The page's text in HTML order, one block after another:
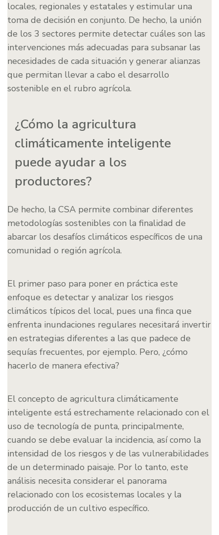
locales, regionales y estatales y estimular una
toma de decisión en conjunto. De hecho, la unión
de los 3 sectores permite detectar cuáles son las
intervenciones más adecuadas para subsanar las
necesidades de cada situación y generar alianzas
que permitan llevar a cabo el desarrollo
sostenible en el rubro agrícola.
¿Cómo la agricultura
climáticamente inteligente
puede ayudar a los
productores?
De hecho, la CSA permite combinar diferentes
metodologías sostenibles con la finalidad de
abarcar los desafíos climáticos específicos de una
comunidad o región agrícola.
El primer paso para poner en práctica este
enfoque es detectar y analizar los riesgos
climáticos típicos del local, pues una finca que
enfrenta inundaciones regulares necesitará invertir
en estrategias diferentes a las que padece de
sequías frecuentes, por ejemplo. Pero, ¿cómo
hacerlo de manera efectiva?
El concepto de agricultura climáticamente
inteligente está estrechamente relacionado con el
uso de tecnología de punta, principalmente,
cuando se debe evaluar la incidencia, así como la
intensidad de los riesgos y de las vulnerabilidades
de un determinado paisaje. Por lo tanto, este
análisis necesita considerar el panorama
relacionado con los ecosistemas locales y la
producción de un cultivo específico.